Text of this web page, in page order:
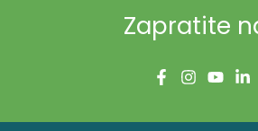
Zapratite